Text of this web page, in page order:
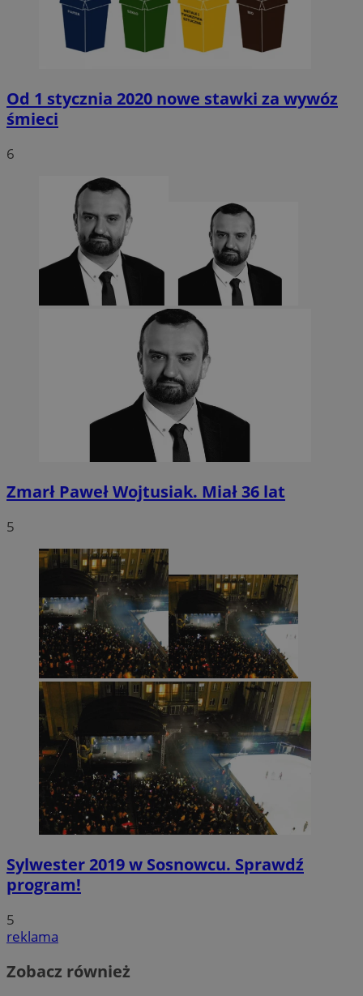
Od 1 stycznia 2020 nowe stawki za wywóz
śmieci
6
Zmarł Paweł Wojtusiak. Miał 36 lat
5
Sylwester 2019 w Sosnowcu. Sprawdź
program!
5
reklama
Zobacz również